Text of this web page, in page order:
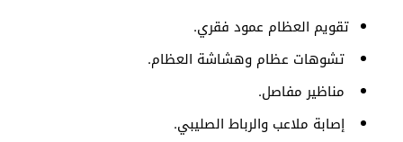
تقويم العظام عمود فقري.
تشوهات عظام وهشاشة العظام.
مناظير مفاصل.
إصابة ملاعب والرباط الصليبي.